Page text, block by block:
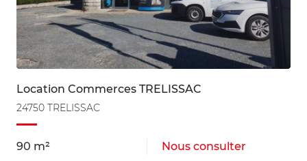
Location Commerces TRELISSAC
24750 TRELISSAC
90 m² Nous consulter